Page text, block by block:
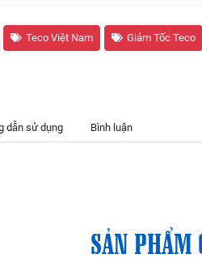
Teco Việt Nam Giảm Tốc Teco
dẫn sử dụng Bình luận
SẢN PHẨM